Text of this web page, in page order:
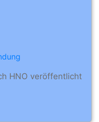
HNO veröffentlicht